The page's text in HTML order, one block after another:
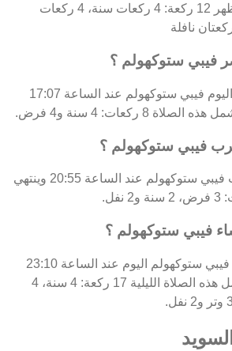
17:07. تشمل صلاة الظهر 12 ركعة: 4 ركعات سنة، 4 ركعات
نافلة
فيبي ستوكهولم ؟
يبدأ وقت صلاة العصر اليوم فيبي ستوكهولم عند الساعة 17:07
8 ركعات: 4 سنة و4 فرض.
فيبي ستوكهولم ؟
يبدأ وقت صلاة المغرب فيبي ستوكهولم عند الساعة 20:55 وينتهي
فيبي ستوكهولم ؟
يبدأ وقت صلاة العشاء فيبي ستوكهولم اليوم عند الساعة 23:10
وينتهي عند الفجر. تشمل هذه الصلاة الليلية 17 ركعة: 4 سنة، 4